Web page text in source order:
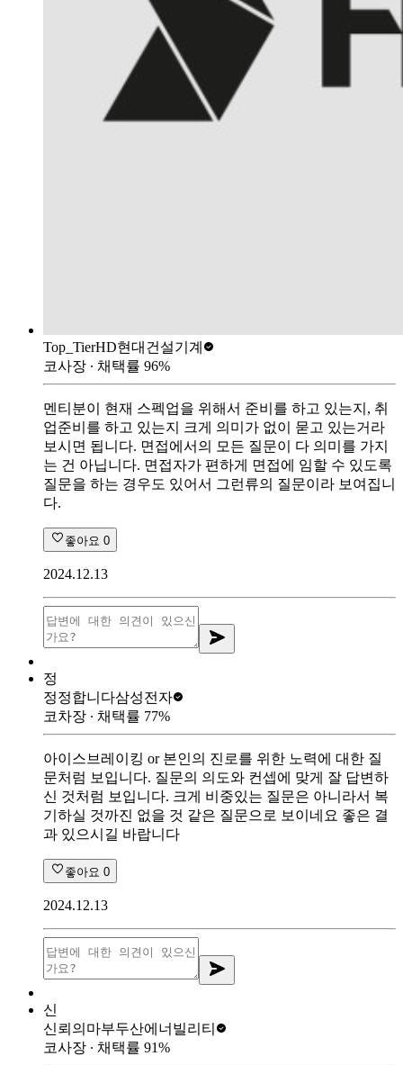
Top_TierHD현대건설기계
코사장 ∙ 채택률 96%
멘티분이 현재 스펙업을 위해서 준비를 하고 있는지, 취
업준비를 하고 있는지 크게 의미가 없이 묻고 있는거라
보시면 됩니다. 면접에서의 모든 질문이 다 의미를 가지
는 건 아닙니다. 면접자가 편하게 면접에 임할 수 있도록
질문을 하는 경우도 있어서 그런류의 질문이라 보여집니
다.
좋아요 0
2024.12.13
정
정정합니다삼성전자
코차장 ∙ 채택률 77%
아이스브레이킹 or 본인의 진로를 위한 노력에 대한 질
문처럼 보입니다. 질문의 의도와 컨셉에 맞게 잘 답변하
신 것처럼 보입니다. 크게 비중있는 질문은 아니라서 복
기하실 것까진 없을 것 같은 질문으로 보이네요 좋은 결
과 있으시길 바랍니다
좋아요 0
2024.12.13
신
신뢰의마부두산에너빌리티
코사장 ∙ 채택률 91%